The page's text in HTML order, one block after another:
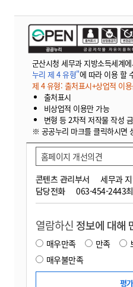
군산시청 세무과 지방소득세계
누리 제 4 유형"에 따라 이용 할
제 4 유형: 출처표시+상업적 이
출처표시
비상업적 이용만 가능
변형 등 2차적 저작물 작성
※ 공공누리 마크를 클릭하시면
콘텐츠 관리부서
세무과
담당전화
063-454-2443
홈페이지 개선의견
열람하신 정보에 대해
매우만족 만족
매우불만족